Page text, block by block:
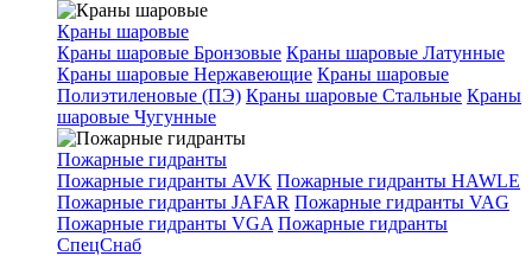
Краны шаровые
Краны шаровые Бронзовые Краны шаровые Латунные
Краны шаровые Нержавеющие Краны шаровые
Полиэтиленовые (ПЭ) Краны шаровые Стальные Краны
шаровые Чугунные
Пожарные гидранты
Пожарные гидранты AVK Пожарные гидранты HAWLE
Пожарные гидранты JAFAR Пожарные гидранты VAG
Пожарные гидранты VGA Пожарные гидранты
СпецСнаб